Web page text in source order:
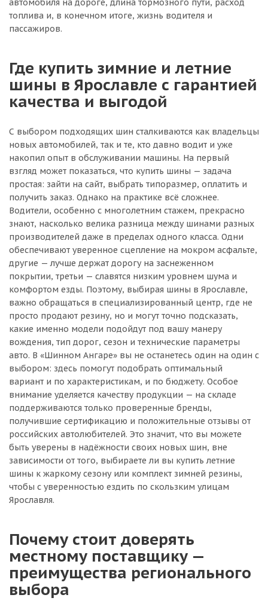
автомобиля на дороге, длина тормозного пути, расход
топлива и, в конечном итоге, жизнь водителя и
пассажиров.
Где купить зимние и летние
шины в Ярославле с гарантией
качества и выгодой
С выбором подходящих шин сталкиваются как владельцы
новых автомобилей, так и те, кто давно водит и уже
накопил опыт в обслуживании машины. На первый
взгляд может показаться, что купить шины — задача
простая: зайти на сайт, выбрать типоразмер, оплатить и
получить заказ. Однако на практике всё сложнее.
Водители, особенно с многолетним стажем, прекрасно
знают, насколько велика разница между шинами разных
производителей даже в пределах одного класса. Одни
обеспечивают уверенное сцепление на мокром асфальте,
другие — лучше держат дорогу на заснеженном
покрытии, третьи — славятся низким уровнем шума и
комфортом езды. Поэтому, выбирая шины в Ярославле,
важно обращаться в специализированный центр, где не
просто продают резину, но и могут точно подсказать,
какие именно модели подойдут под вашу манеру
вождения, тип дорог, сезон и технические параметры
авто. В «Шинном Ангаре» вы не останетесь один на один с
выбором: здесь помогут подобрать оптимальный
вариант и по характеристикам, и по бюджету. Особое
внимание уделяется качеству продукции — на складе
поддерживаются только проверенные бренды,
получившие сертификацию и положительные отзывы от
российских автолюбителей. Это значит, что вы можете
быть уверены в надёжности своих новых шин, вне
зависимости от того, выбираете ли вы купить летние
шины к жаркому сезону или комплект зимней резины,
чтобы с уверенностью ездить по скользким улицам
Ярославля.
Почему стоит доверять
местному поставщику —
преимущества регионального
выбора